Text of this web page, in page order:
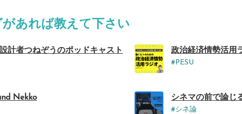
あれば教えて下さい
計者つねぞうのポッドキャスト
政治経済情勢活用
#PESU
Nekko シネマの前で論じ
#シネ論